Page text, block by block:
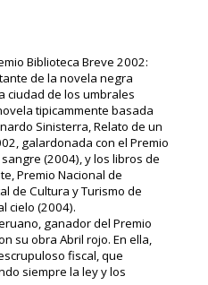
Biblioteca Breve 2002:
de la novela negra
ciudad de los umbrales
tipicammente basada
Sinisterra, Relato de un
galardonada con el Premio
(2004), y los libros de
Premio Nacional de
de Cultura y Turismo de
cielo (2004).
ganador del Premio
su obra Abril rojo. En ella,
fiscal, que
siempre la ley y los